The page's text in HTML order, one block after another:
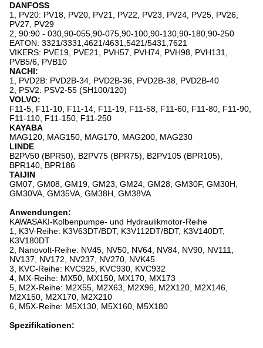
DANFOSS
1, PV20: PV18, PV20, PV21, PV22, PV23, PV24, PV25, PV26,
PV27, PV29
2, 90:90 - 030,90-055,90-075,90-100,90-130,90-180,90-250
EATON: 3321/3331,4621/4631,5421/5431,7621
VIKERS: PVE19, PVE21, PVH57, PVH74, PVH98, PVH131,
PVB5/6, PVB10
NACHI:
1, PVD2B: PVD2B-34, PVD2B-36, PVD2B-38, PVD2B-40
2, PSV2: PSV2-55 (SH100/120)
VOLVO:
F11-5, F11-10, F11-14, F11-19, F11-58, F11-60, F11-80, F11-90,
F11-110, F11-150, F11-250
KAYABA
MAG120, MAG150, MAG170, MAG200, MAG230
LINDE
B2PV50 (BPR50), B2PV75 (BPR75), B2PV105 (BPR105),
BPR140, BPR186
TAIJIN
GM07, GM08, GM19, GM23, GM24, GM28, GM30F, GM30H,
GM30VA, GM35VA, GM38H, GM38VA
Anwendungen:
KAWASAKI-Kolbenpumpe- und Hydraulikmotor-Reihe
1, K3V-Reihe: K3V63DT/BDT, K3V112DT/BDT, K3V140DT,
K3V180DT
2, Nanovolt-Reihe: NV45, NV50, NV64, NV84, NV90, NV111,
NV137, NV172, NV237, NV270, NVK45
3, KVC-Reihe: KVC925, KVC930, KVC932
4, MX-Reihe: MX50, MX150, MX170, MX173
5, M2X-Reihe: M2X55, M2X63, M2X96, M2X120, M2X146,
M2X150, M2X170, M2X210
6, M5X-Reihe: M5X130, M5X160, M5X180
Spezifikationen: